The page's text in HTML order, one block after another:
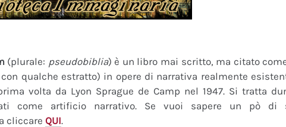
(plurale: pseudobiblia) è un libro mai scritto, ma citato
qualche estratto) in opere di narrativa realmente
volta da Lyon Sprague de Camp nel 1947. Si tratta
come artificio narrativo. Se vuoi sapere un pò di
cliccare QUI.